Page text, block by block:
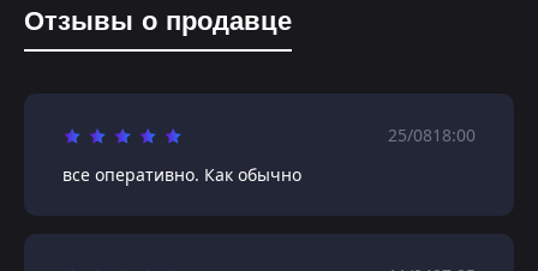
Отзывы о продавце
25/0818:00
все оперативно. Как обычно